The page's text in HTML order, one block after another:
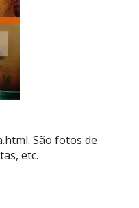
São fotos de
etc.